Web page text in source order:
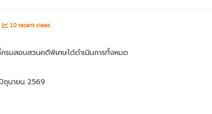
10 recent views
รมสอบสวนคดีพิเศษได้ดำเนินการทั้งหมด
นายน 2569